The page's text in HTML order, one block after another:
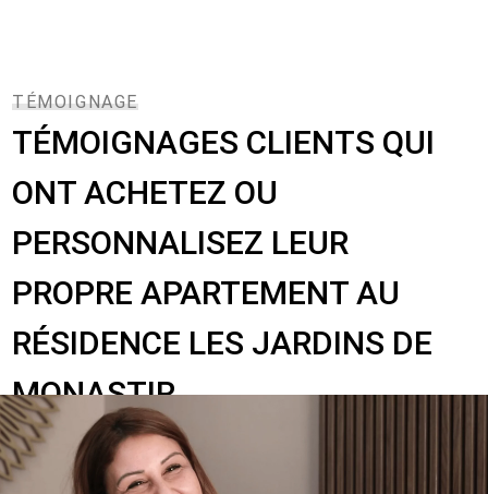
TÉMOIGNAGE
TÉMOIGNAGES CLIENTS QUI
ONT ACHETEZ OU
PERSONNALISEZ LEUR
PROPRE APARTEMENT AU
RÉSIDENCE LES JARDINS DE
MONASTIR